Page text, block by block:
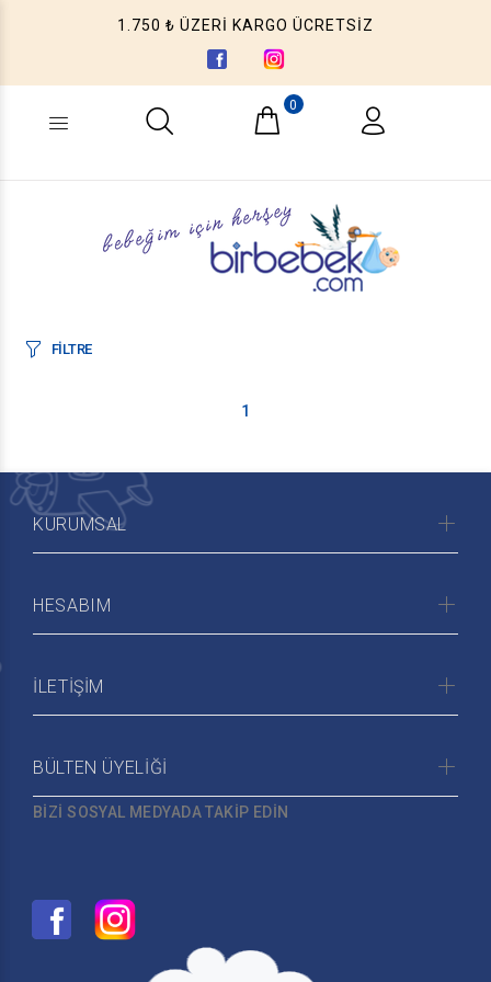
1.750 ₺ ÜZERİ KARGO ÜCRETSİZ
Ne aramıştınız? (Ürün, Kategori ...)
0
FİLTRE
1
KURUMSAL
HESABIM
İLETİŞİM
BÜLTEN ÜYELİĞİ
BİZİ SOSYAL MEDYADA TAKİP EDİN